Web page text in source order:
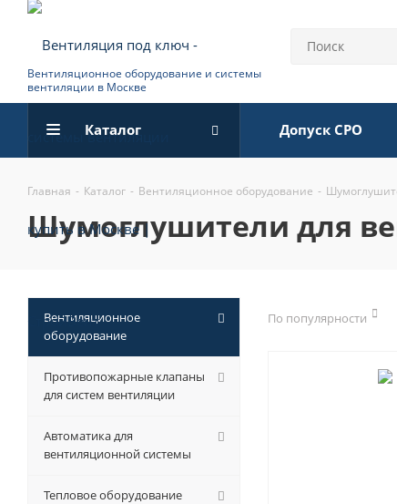
Вентиляционное оборудование и системы
вентиляции в Москве
Каталог Допуск СРО
Главная - Каталог - Вентиляционное оборудование -
шумоглушители для
По популярности
Вентиляционное
оборудование
Противопожарные клапаны
для систем вентиляции
Автоматика для
вентиляционной системы
Тепловое оборудование